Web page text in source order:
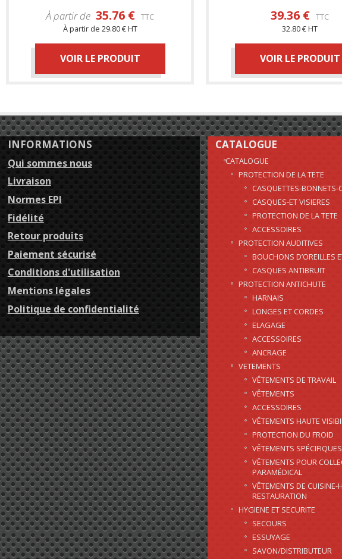
À partir de 35.76 € TTC
À partir de 29.80 € HT
VOIR LE PRODUIT
39.36 € TTC
32.80 € HT
VOIR LE PRODUIT
INFORMATIONS
Qui sommes nous
Livraison
Normes EPI
Fidélité
Retour produits
Paiement sécurisé
Conditions d'utilisation
Mentions légales
Politique de confidentialité
CATALOGUE
CATALOGUE
PROTECTION DE LA TETE
CASQUETTES-BONNETS-
CASQUES-ET VISIERES
PROTECTION DE LA TETE
ACCESSOIRES
PROTECTION AUDITIVES
BOUCHONS D’OREILLES
CASQUES ANTIBRUIT
PROTECTION ANTICHUTE
HARNAIS
LONGES ET CORDES
ELAGAGE
ACCESSOIRES
ANCRAGE
VETEMENTS
VÊTEMENTS DE TRAVAIL
VÊTEMENTS
ACCESSOIRES
VÊTEMENTS HAUTE
PROTECTION DU FROID
VÊTEMENTS SPÉCIFIQUES
VÊTEMENTS POUR
PARAMÉDICAL
VÊTEMENTS DE CUISINE-
RESTAURATION
HYGIENE ET SECURITE
SECOURS
ESSUYAGE
SAVON/DISTRIBUTEUR